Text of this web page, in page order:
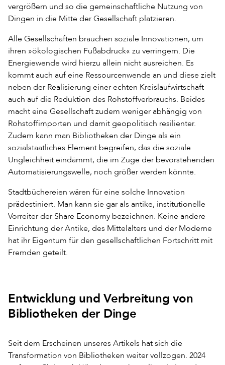
vergrößern und so die gemeinschaftliche Nutzung von
Dingen in die Mitte der Gesellschaft platzieren.
Alle Gesellschaften brauchen soziale Innovationen, um
ihren »ökologischen Fußabdruck« zu verringern. Die
Energiewende wird hierzu allein nicht ausreichen. Es
kommt auch auf eine Ressourcenwende an und diese zielt
neben der Realisierung einer echten Kreislaufwirtschaft
auch auf die Reduktion des Rohstoffverbrauchs. Beides
macht eine Gesellschaft zudem weniger abhängig von
Rohstoffimporten und damit geopolitisch resilienter.
Zudem kann man Bibliotheken der Dinge als ein
sozialstaatliches Element begreifen, das die soziale
Ungleichheit eindämmt, die im Zuge der bevorstehenden
Automatisierungswelle, noch größer werden könnte.
Stadtbüchereien wären für eine solche Innovation
prädestiniert. Man kann sie gar als antike, institutionelle
Vorreiter der Share Economy bezeichnen. Keine andere
Einrichtung der Antike, des Mittelalters und der Moderne
hat ihr Eigentum für den gesellschaftlichen Fortschritt mit
Fremden geteilt.
Entwicklung und Verbreitung von
Bibliotheken der Dinge
Seit dem Erscheinen unseres Artikels hat sich die
Transformation von Bibliotheken weiter vollzogen. 2024